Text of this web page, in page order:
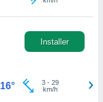
Installer
16° 3- 29
km/h